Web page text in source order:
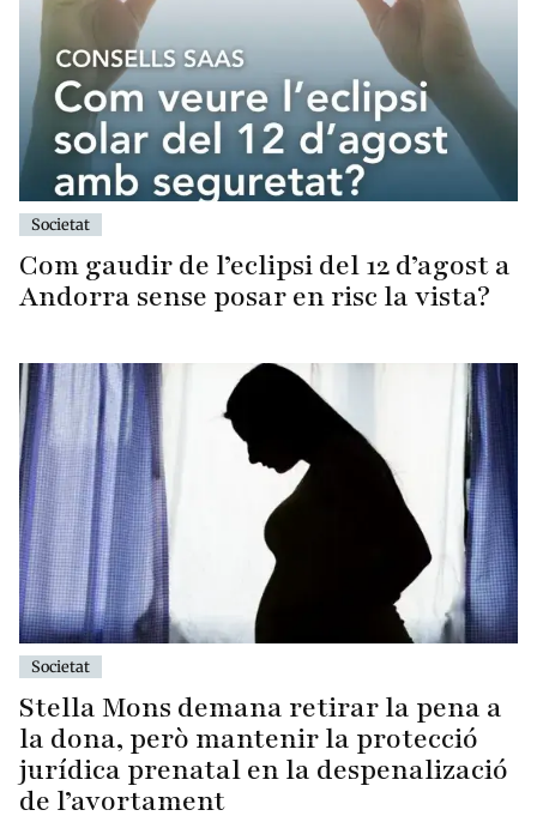
Societat
Com gaudir de l’eclipsi del 12 d’agost a
Andorra sense posar en risc la vista?
Societat
Stella Mons demana retirar la pena a
la dona, però mantenir la protecció
jurídica prenatal en la despenalizació
de l’avortament